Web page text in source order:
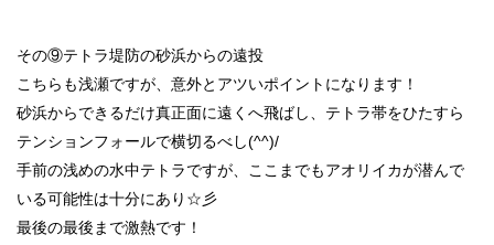
その⑨テトラ堤防の砂浜からの遠投
こちらも浅瀬ですが、意外とアツいポイントになります！
砂浜からできるだけ真正面に遠くへ飛ばし、テトラ帯をひたすら
テンションフォールで横切るべし(^^)/
手前の浅めの水中テトラですが、ここまでもアオリイカが潜んで
いる可能性は十分にあり☆彡
最後の最後まで激熱です！